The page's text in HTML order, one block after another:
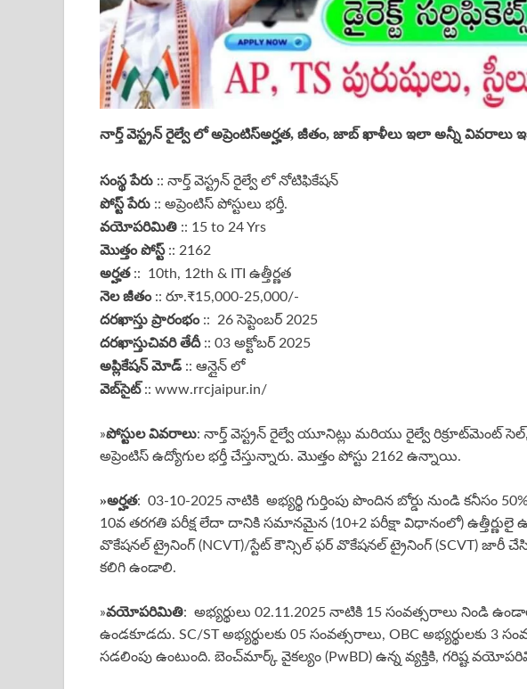
నార్త్ వెస్ట్రన్ రైల్వేలోఅప్రెంటిస్అర్హత, జీతం, జాబ్ ఖాళీలు ఇలా అన్నీ వివరాలు
సంస్థ పేరు :: నార్త్ వెస్ట్రన్ రైల్వే లో నోటిఫికేషన్
పోస్ట్ పేరు :: అప్రెంటిస్ పోస్టులు భర్తీ.
వయోపరిమితి :: 15 to 24 Yrs
మొత్తం పోస్ట్:: 2162
అర్హత:: 10th, 12th & ITI ఉత్తీర్ణత
నెల జీతం:: రూ.₹15,000-25,000/-
దరఖాస్తు ప్రారంభం:: 26 సెప్టెంబర్ 2025
దరఖాస్తుచివరి తేదీ:: 03 అక్టోబర్ 2025
అప్లికేషన్ మోడ్ :: ఆన్లైన్ లో
వెబ్‌సైట్:: www.rrcjaipur.in/
»పోస్టుల వివరాలు: నార్త్ వెస్ట్రన్ రైల్వే యూనిట్లు మరియు రైల్వే రిక్రూట్‌మెంట్ సెల్,
అప్రెంటిస్ ఉద్యోగుల భర్తీ చేస్తున్నారు. మొత్తం పోస్టు 2162 ఉన్నాయి.
»అర్హత: 03-10-2025 నాటికి అభ్యర్థి గుర్తింపు పొందిన బోర్డు నుండి కనీసం
10వ తరగతి పరీక్ష లేదా దానికి సమానమైన (10+2 పరీక్షా విధానంలో)
వొకేషనల్ ట్రైనింగ్ (NCVT)/స్టేట్ కౌన్సిల్ ఫర్ వొకేషనల్ ట్రైనింగ్ (SCVT) జారీ
కలిగి ఉండాలి.
»వయోపరిమితి: అభ్యర్థులు 02.11.2025 నాటికి 15 సంవత్సరాలు నిండి
ఉండకూడదు. SC/ST అభ్యర్థులకు 05 సంవత్సరాలు, OBC అభ్యర్థులకు
సడలింపు ఉంటుంది. బెంచ్‌మార్క్ వైకల్యం (PwBD) ఉన్న వ్యక్తికి, గరిష్ట